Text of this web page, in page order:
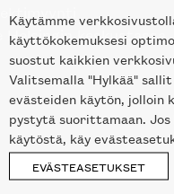
Helsingin keskustassa
Käytämme
käyttökokemuksesi
suostut kaikkien
Valitsemalla "Hylkää"
evästeiden käytön, jolloin
pystytä suorittamaan.
käytöstä, käy
EVÄSTEASETUKSET